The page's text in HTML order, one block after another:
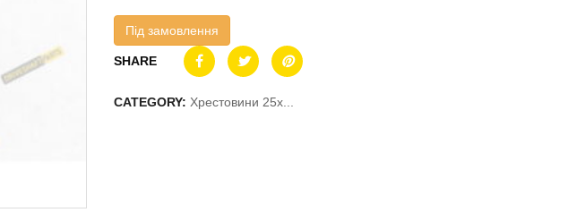
Під замовлення
SHARE
CATEGORY: Хрестовини 25x...